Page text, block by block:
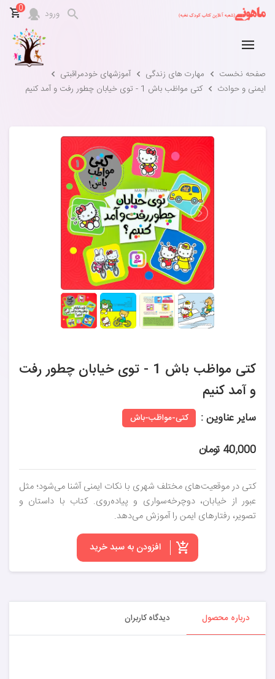
ورود 0
صفحه نخست مهارت های زندگی
آموزشهای خودمراقبتی
ایمنی و حوادث
کتی مواظب باش 1 - توی خیابان چطور رفت و آمد کنیم
کتی مواظب باش 1 - توی خیابان چطور رفت
و آمد کنیم
سایر عناوین : کتی-مواظب-باش
40,000 تومان
کتی در موقعیت‌های مختلف شهری با نکات ایمنی آشنا می‌شود؛ مثل
عبور از خیابان، دوچرخه‌سواری و پیاده‌روی. کتاب با داستان و
تصویر، رفتارهای ایمن را آموزش می‌دهد.
افزودن به سبد خرید
درباره محصول دیدگاه کاربران